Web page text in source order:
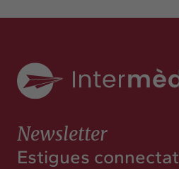
Newsletter
Estigues connectat